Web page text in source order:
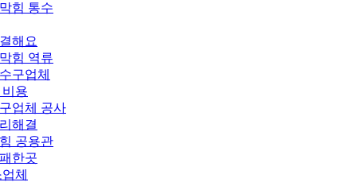
힘 통수
해요
힘 역류
구업체
용
업체 공사
해결
공용관
한곳
체